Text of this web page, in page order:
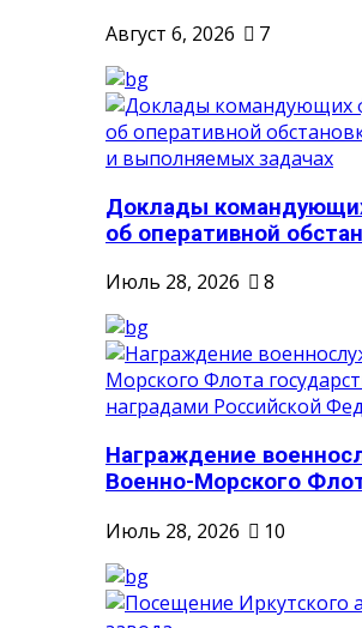
Август 6, 2026
7
Доклады
об оперативной
Июль 28, 2026
8
Награждение
Военно-Морского
Июль 28, 2026
10